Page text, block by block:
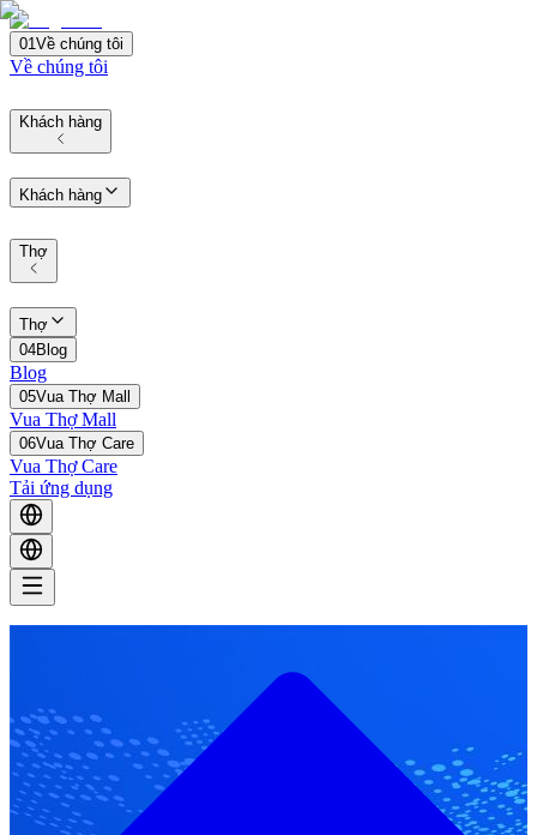
01Về chúng tôi
Về chúng tôi
Khách hàng
Khách hàng
Thợ
Thợ
04Blog
Blog
05Vua Thợ Mall
Vua Thợ Mall
06Vua Thợ Care
Vua Thợ Care
Tải ứng dụng